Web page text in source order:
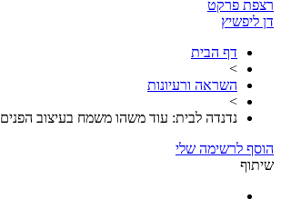
רצפת פרקט
דן ליפשיץ
דף הבית
>
השראה ורעיונות
>
נדנדה לבית: עוד משהו משמח בעיצוב הפנים
הוסף לרשימה שלי
שיתוף